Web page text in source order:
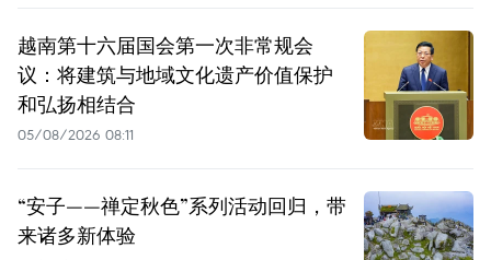
越南第十六届国会第一次非常规会
议：将建筑与地域文化遗产价值保护
和弘扬相结合
05/08/2026 08:11
“安子——禅定秋色”系列活动回归，带
来诸多新体验